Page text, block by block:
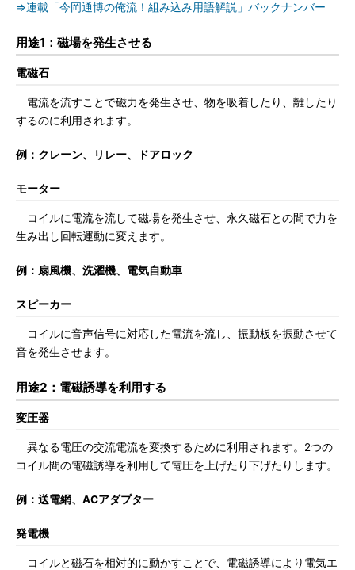
⇒連載「今岡通博の俺流！組み込み用語解説」バックナンバー
用途1：磁場を発生させる
電磁石
電流を流すことで磁力を発生させ、物を吸着したり、離したり
するのに利用されます。
例：クレーン、リレー、ドアロック
モーター
コイルに電流を流して磁場を発生させ、永久磁石との間で力を
生み出し回転運動に変えます。
例：扇風機、洗濯機、電気自動車
スピーカー
コイルに音声信号に対応した電流を流し、振動板を振動させて
音を発生させます。
用途2：電磁誘導を利用する
変圧器
異なる電圧の交流電流を変換するために利用されます。2つの
コイル間の電磁誘導を利用して電圧を上げたり下げたりします。
例：送電網、ACアダプター
発電機
コイルと磁石を相対的に動かすことで、電磁誘導により電気エ